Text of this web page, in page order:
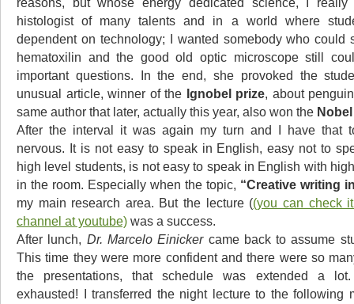
histologist of many talents and in a world where
dependent on technology; I wanted somebody who could
hematoxilin and the good old optic microscope still
important questions. In the end, she provoked the
unusual article, winner of the Ignobel prize, about
same author that later, actually this year, also won the
After the interval it was again my turn and I have that
nervous. It is not easy to speak in English, easy not to
high level students, is not easy to speak in English with
in the room. Especially when the topic, “Creative writing
my main research area. But the lecture ((you can check
channel at youtube) was a success.
After lunch, Dr. Marcelo Einickercame back to assume
This time they were more confident and there were so
the presentations, that schedule was extended a
exhausted! I transferred the night lecture to the following